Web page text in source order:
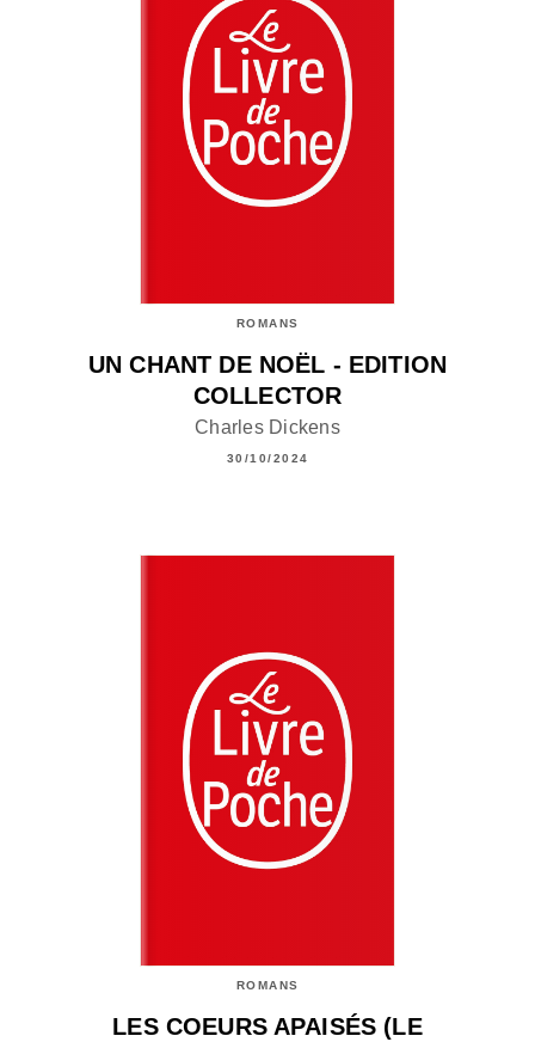
ROMANS
UN CHANT DE NOËL - EDITION
COLLECTOR
Charles Dickens
30/10/2024
ROMANS
LES COEURS APAISÉS (LE